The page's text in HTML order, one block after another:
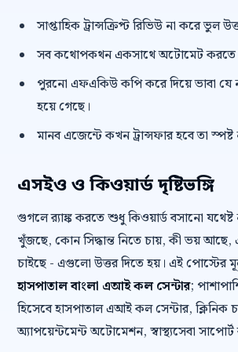
সাপ্তাহিক ট্রান্সক্রিপ্ট রিভিউ না করে ভুল
সব কথোপকথন একসাথে অটোমেট করতে
পুরনো এফএকিউ কপি করে দিয়ে ভাবা যে
হয়ে গেছে।
মানব এজেন্টে কখন ট্রান্সফার হবে তা স্পষ্ট
এসইও ও কিওয়ার্ড দৃষ্টিভঙ্গি
গুগলে র‍্যাঙ্ক করতে শুধু কিওয়ার্ড বসানো
খুঁজছে, কোন সিদ্ধান্ত নিতে চায়, কী ভয়
চাইছে - এগুলো উত্তর দিতে হয়। এই পোস্টের
হাসপাতাল বাংলা এআই কল সেন্টার;
হিসেবে হাসপাতাল এআই কল সেন্টার, ক্লিনিক
অ্যাপয়েন্টমেন্ট অটোমেশন, স্বাস্থ্যসেবা সাপোর্ট